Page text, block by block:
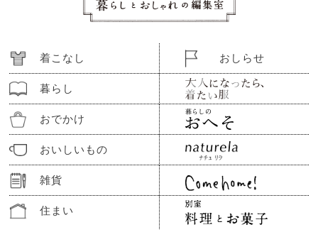
着こなし
暮らし
おでかけ
おいしいもの
雑貨
住まい
おしらせ